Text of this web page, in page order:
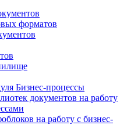
форматов
Бизнес-процессы
документов на работу
на работу с бизнес-